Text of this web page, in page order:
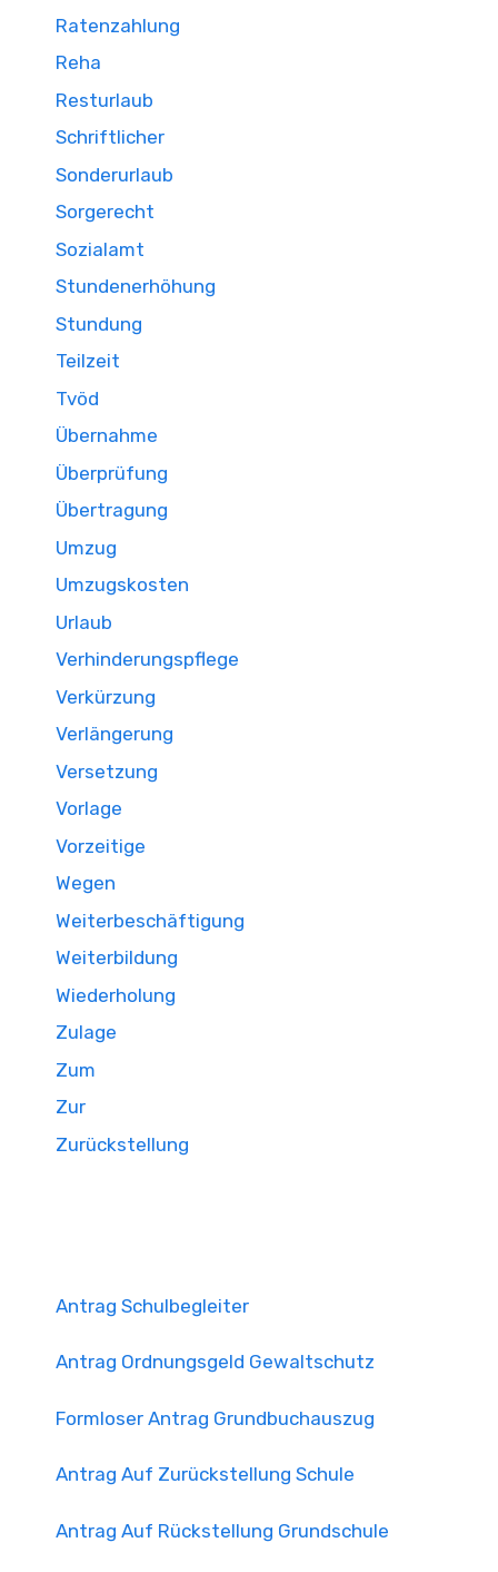
Ratenzahlung
Reha
Resturlaub
Schriftlicher
Sonderurlaub
Sorgerecht
Sozialamt
Stundenerhöhung
Stundung
Teilzeit
Tvöd
Übernahme
Überprüfung
Übertragung
Umzug
Umzugskosten
Urlaub
Verhinderungspflege
Verkürzung
Verlängerung
Versetzung
Vorlage
Vorzeitige
Wegen
Weiterbeschäftigung
Weiterbildung
Wiederholung
Zulage
Zum
Zur
Zurückstellung
Antrag Schulbegleiter
Antrag Ordnungsgeld Gewaltschutz
Formloser Antrag Grundbuchauszug
Antrag Auf Zurückstellung Schule
Antrag Auf Rückstellung Grundschule